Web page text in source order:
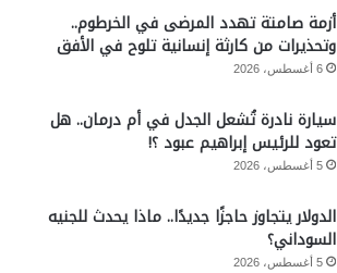
أزمة صامتة تهدد المرضى في الخرطوم..
وتحذيرات من كارثة إنسانية تلوح في الأفق
6 أغسطس، 2026
سيارة نادرة تُشعل الجدل في أم درمان.. هل
تعود للرئيس إبراهيم عبود ؟!
5 أغسطس، 2026
الدولار يتجاوز حاجزًا جديدًا.. ماذا يحدث للجنيه
السوداني؟
5 أغسطس، 2026